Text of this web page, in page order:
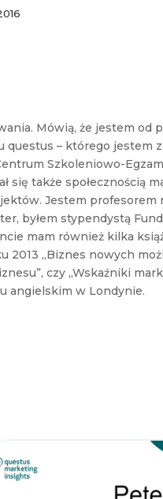
Mówią, że jestem od
– którego jestem
Szkoleniowo-
się także społecznością
Jestem profesorem
byłem stypendystą
mam również kilka
2013 „Biznes nowych
czy „Wskaźniki
angielskim w Londynie.